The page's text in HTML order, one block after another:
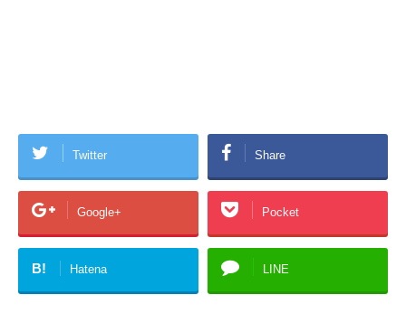
Twitter Share
Google+ Pocket
B! Hatena LINE